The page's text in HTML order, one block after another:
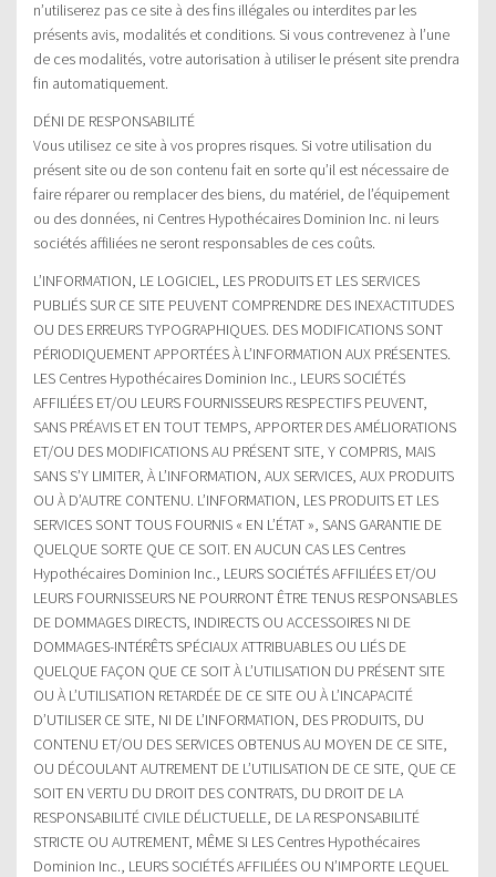
n’utiliserez pas ce site à des fins illégales ou interdites par les
présents avis, modalités et conditions. Si vous contrevenez à l’une
de ces modalités, votre autorisation à utiliser le présent site prendra
fin automatiquement.
DÉNI DE RESPONSABILITÉ
Vous utilisez ce site à vos propres risques. Si votre utilisation du
présent site ou de son contenu fait en sorte qu’il est nécessaire de
faire réparer ou remplacer des biens, du matériel, de l’équipement
ou des données, ni Centres Hypothécaires Dominion Inc. ni leurs
sociétés affiliées ne seront responsables de ces coûts.
L’INFORMATION, LE LOGICIEL, LES PRODUITS ET LES SERVICES
PUBLIÉS SUR CE SITE PEUVENT COMPRENDRE DES INEXACTITUDES
OU DES ERREURS TYPOGRAPHIQUES. DES MODIFICATIONS SONT
PÉRIODIQUEMENT APPORTÉES À L’INFORMATION AUX PRÉSENTES.
LES Centres Hypothécaires Dominion Inc., LEURS SOCIÉTÉS
AFFILIÉES ET/OU LEURS FOURNISSEURS RESPECTIFS PEUVENT,
SANS PRÉAVIS ET EN TOUT TEMPS, APPORTER DES AMÉLIORATIONS
ET/OU DES MODIFICATIONS AU PRÉSENT SITE, Y COMPRIS, MAIS
SANS S’Y LIMITER, À L’INFORMATION, AUX SERVICES, AUX PRODUITS
OU À D’AUTRE CONTENU. L’INFORMATION, LES PRODUITS ET LES
SERVICES SONT TOUS FOURNIS « EN L’ÉTAT », SANS GARANTIE DE
QUELQUE SORTE QUE CE SOIT. EN AUCUN CAS LES Centres
Hypothécaires Dominion Inc., LEURS SOCIÉTÉS AFFILIÉES ET/OU
LEURS FOURNISSEURS NE POURRONT ÊTRE TENUS RESPONSABLES
DE DOMMAGES DIRECTS, INDIRECTS OU ACCESSOIRES NI DE
DOMMAGES-INTÉRÊTS SPÉCIAUX ATTRIBUABLES OU LIÉS DE
QUELQUE FAÇON QUE CE SOIT À L’UTILISATION DU PRÉSENT SITE
OU À L’UTILISATION RETARDÉE DE CE SITE OU À L’INCAPACITÉ
D’UTILISER CE SITE, NI DE L’INFORMATION, DES PRODUITS, DU
CONTENU ET/OU DES SERVICES OBTENUS AU MOYEN DE CE SITE,
OU DÉCOULANT AUTREMENT DE L’UTILISATION DE CE SITE, QUE CE
SOIT EN VERTU DU DROIT DES CONTRATS, DU DROIT DE LA
RESPONSABILITÉ CIVILE DÉLICTUELLE, DE LA RESPONSABILITÉ
STRICTE OU AUTREMENT, MÊME SI LES Centres Hypothécaires
Dominion Inc., LEURS SOCIÉTÉS AFFILIÉES OU N’IMPORTE LEQUEL